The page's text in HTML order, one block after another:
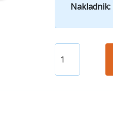
Nakladnik: